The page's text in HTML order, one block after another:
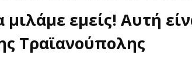
εμείς! Αυτή
Τραϊανούπολης